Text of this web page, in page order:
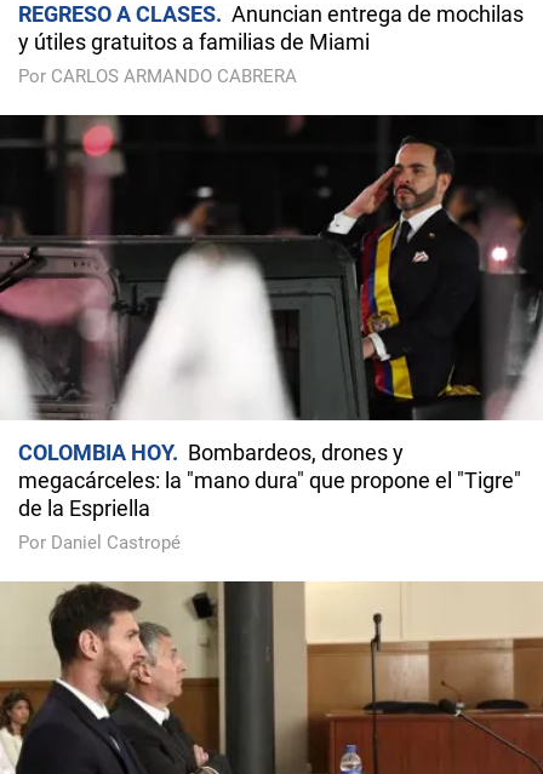
REGRESO A CLASES
Anuncian entrega de mochilas
y útiles gratuitos a familias de Miami
Por CARLOS ARMANDO CABRERA
COLOMBIA HOY
Bombardeos, drones y
megacárceles: la "mano dura" que propone el "Tigre"
de la Espriella
Por Daniel Castropé